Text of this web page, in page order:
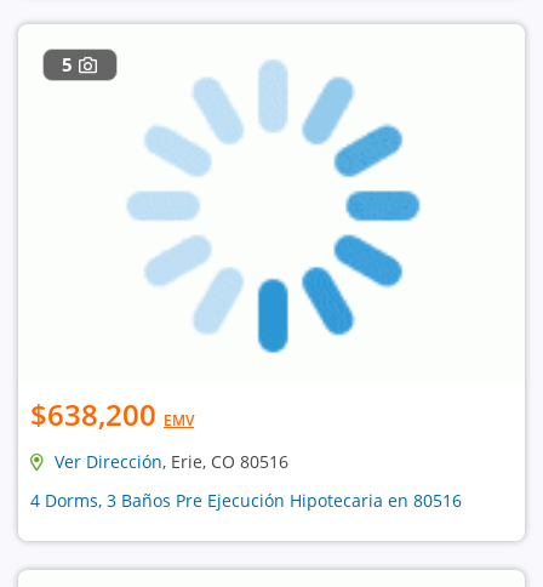
5
$638,200 EMV
Ver Dirección, Erie, CO 80516
4 Dorms, 3 Baños Pre Ejecución Hipotecaria en 80516